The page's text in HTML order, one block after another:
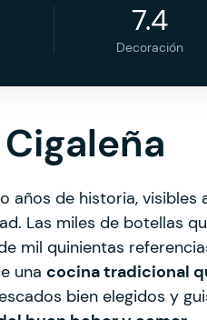
7.4
Decoración
años de historia, visibles
Las miles de botellas
mil quinientas
una cocina tradicional
bien elegidos y